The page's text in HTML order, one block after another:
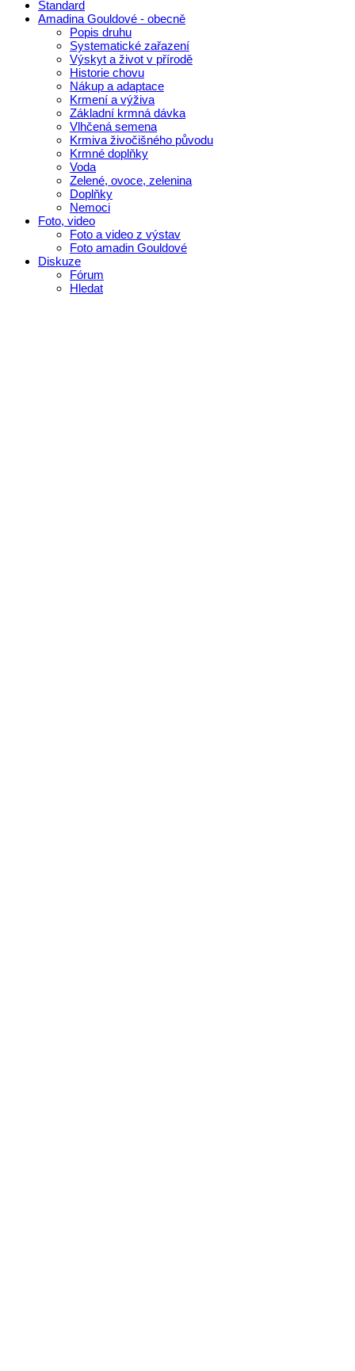
Standard
Amadina Gouldové - obecně
Popis druhu
Systematické zařazení
Výskyt a život v přírodě
Historie chovu
Nákup a adaptace
Krmení a výživa
Základní krmná dávka
Vlhčená semena
Krmiva živočišného původu
Krmné doplňky
Voda
Zelené, ovoce, zelenina
Doplňky
Nemoci
Foto, video
Foto a video z výstav
Foto amadin Gouldové
Diskuze
Fórum
Hledat